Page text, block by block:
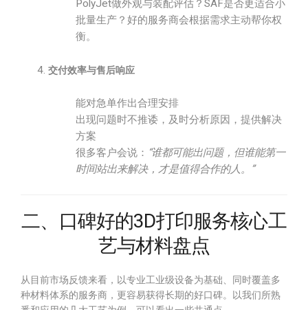
PolyJet做外观与装配评估？SAF是否更适合小
批量生产？好的服务商会根据需求主动帮你权
衡。
交付效率与售后响应
能对急单作出合理安排
出现问题时不推诿，及时分析原因，提供解决
方案
很多客户会说： “谁都可能出问题，但谁能第一
时间站出来解决，才是值得合作的人。”
二、口碑好的3D打印服务核心工
艺与材料盘点
从目前市场反馈来看，以专业工业级设备为基础、同时覆盖多
种材料体系的服务商，更容易获得长期的好口碑。以我们所熟